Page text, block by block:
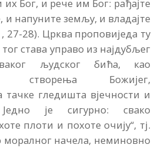
их Бог, и рече им Бог: рађајте
и напуните земљу, и владајте
27-28). Црква проповиједа ту
става управо из најдубљег
људског бића, као
створења Божијег,
тачке гледишта вјечности и
Једно је сигурно: свако
плоти и похоте очију“, тј.
моралног начела, неминовно